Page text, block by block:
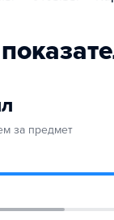
за предмет